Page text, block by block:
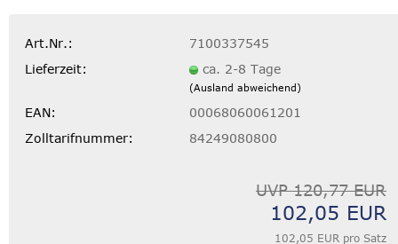
Art.Nr.:
7100337545
Lieferzeit:
ca. 2-8 Tage
(Ausland abweichend)
EAN:
00068060061201
Zolltarifnummer:
84249080800
UVP 120,77 EUR
102,05 EUR
102,05 EUR pro Satz